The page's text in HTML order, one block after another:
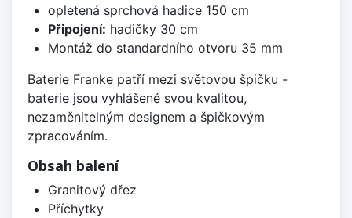
opletená sprchová hadice 150 cm
Připojení: hadičky 30 cm
Montáž do standardního otvoru 35 mm
Baterie Franke patří mezi světovou špičku -
baterie jsou vyhlášené svou kvalitou,
nezaměnitelným designem a špičkovým
zpracováním.
Obsah balení
Granitový dřez
Příchytky